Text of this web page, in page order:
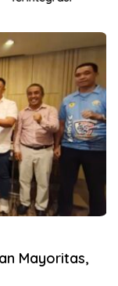
Mayoritas,